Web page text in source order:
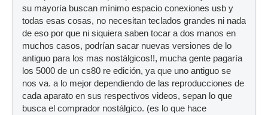
su mayoría buscan mínimo espacio conexiones usb y
todas esas cosas, no necesitan teclados grandes ni nada
de eso por que ni siquiera saben tocar a dos manos en
muchos casos, podrían sacar nuevas versiones de lo
antiguo para los mas nostálgicos!!, mucha gente pagaría
los 5000 de un cs80 re edición, ya que uno antiguo se
nos va. a lo mejor dependiendo de las reproducciones de
cada aparato en sus respectivos videos, sepan lo que
busca el comprador nostálgico. (es lo que hace